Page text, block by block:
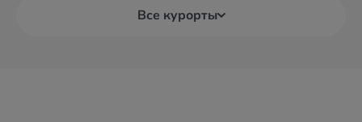
Все курорты